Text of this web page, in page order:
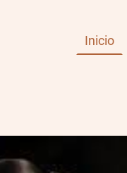
Inicio